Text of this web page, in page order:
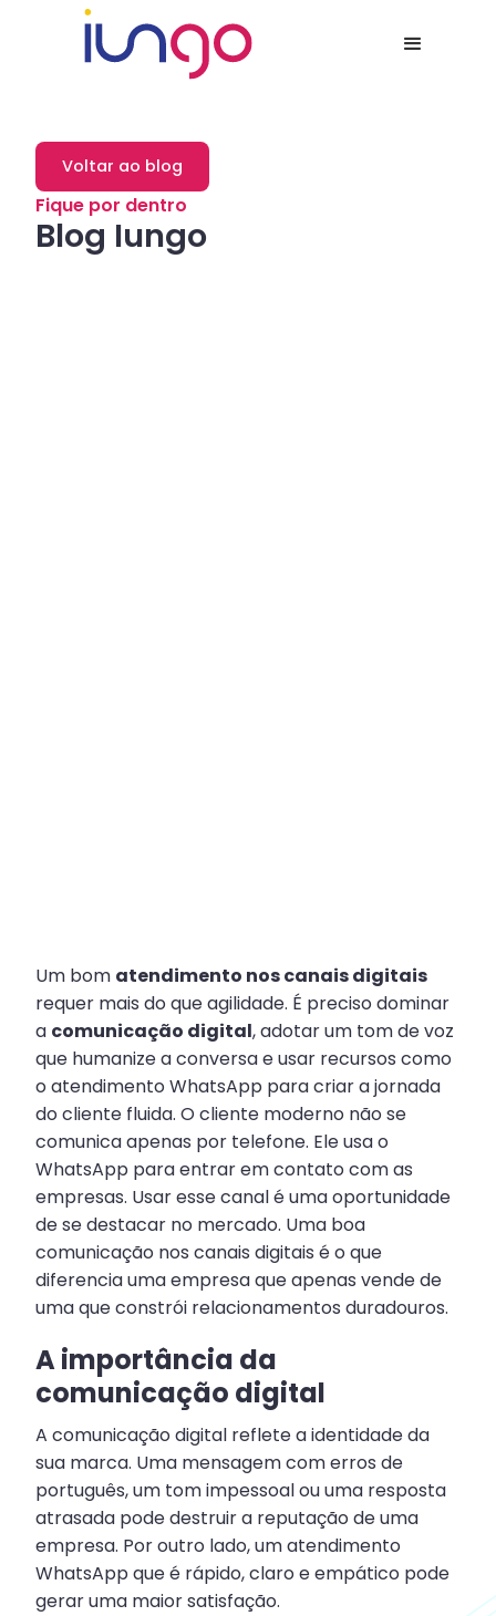
Fique por dentro
Blog Iungo
Voltar ao blog
Um bom atendimento nos canais digitais
requer mais do que agilidade. É preciso dominar
a comunicação digital, adotar um tom de voz
que humanize a conversa e usar recursos como
o atendimento WhatsApp para criar a jornada
do cliente fluida. O cliente moderno não se
comunica apenas por telefone. Ele usa o
WhatsApp para entrar em contato com as
empresas. Usar esse canal é uma oportunidade
de se destacar no mercado. Uma boa
comunicação nos canais digitais é o que
diferencia uma empresa que apenas vende de
uma que constrói relacionamentos duradouros.
A importância da
comunicação digital
A comunicação digital reflete a identidade da
sua marca. Uma mensagem com erros de
português, um tom impessoal ou uma resposta
atrasada pode destruir a reputação de uma
empresa. Por outro lado, um atendimento
WhatsApp que é rápido, claro e empático pode
gerar uma maior satisfação.